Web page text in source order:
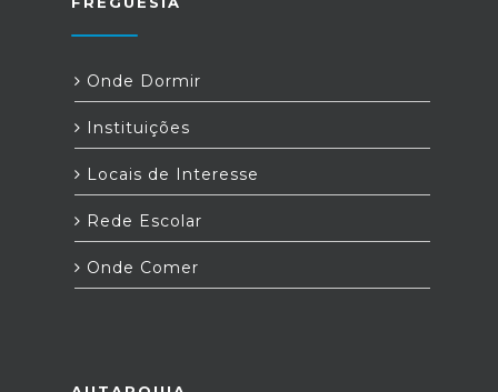
Onde Dormir
Instituições
Locais de Interesse
Rede Escolar
Onde Comer